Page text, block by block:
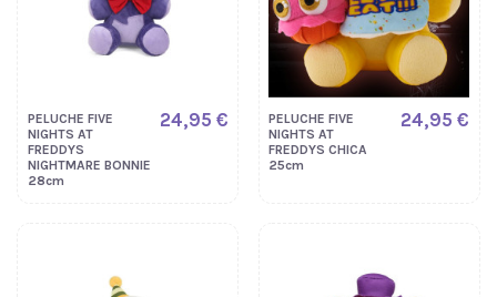
PELUCHE FIVE
NIGHTS AT
FREDDYS
NIGHTMARE BONNIE
28cm
24,95 €
PELUCHE FIVE
NIGHTS AT
FREDDYS CHICA
25cm
24,95 €